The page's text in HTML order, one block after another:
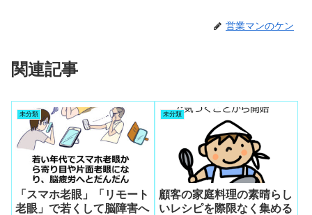
営業マンのケン
関連記事
未分類
「スマホ老眼」「リモート
老眼」で若くして脳障害へ
未分類
顧客の家庭料理の素晴らし
いレシピを際限なく集める